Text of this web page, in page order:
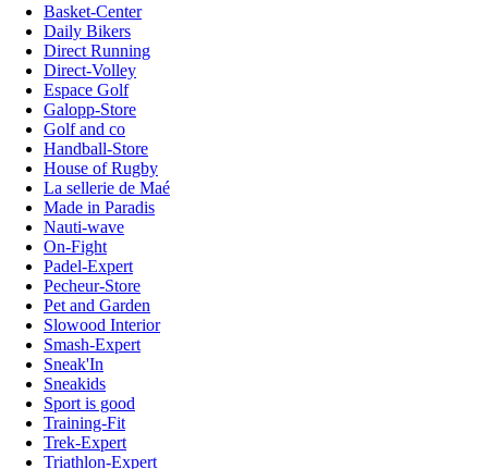
Basket-Center
Daily Bikers
Direct Running
Direct-Volley
Espace Golf
Galopp-Store
Golf and co
Handball-Store
House of Rugby
La sellerie de Maé
Made in Paradis
Nauti-wave
On-Fight
Padel-Expert
Pecheur-Store
Pet and Garden
Slowood Interior
Smash-Expert
Sneak'In
Sneakids
Sport is good
Training-Fit
Trek-Expert
Triathlon-Expert